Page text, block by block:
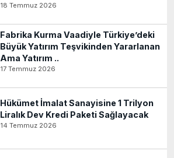
18 Temmuz 2026
Fabrika Kurma Vaadiyle Türkiye’deki
Büyük Yatırım Teşvikinden Yararlanan
Ama Yatırım ..
17 Temmuz 2026
Hükümet İmalat Sanayisine 1 Trilyon
Liralık Dev Kredi Paketi Sağlayacak
14 Temmuz 2026